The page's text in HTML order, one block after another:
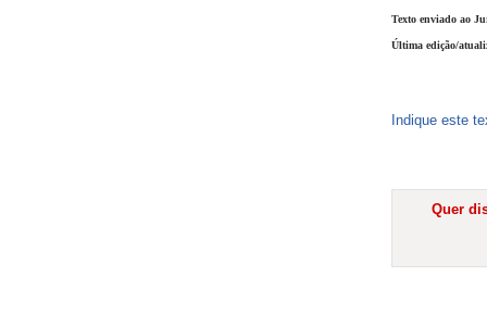
Texto enviado ao
Última edição/
Indique este
Quer